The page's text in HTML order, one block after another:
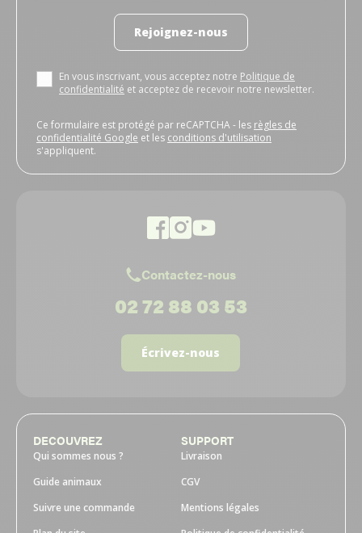
Rejoignez-nous
En vous inscrivant, vous acceptez notre Politique de
confidentialité et acceptez de recevoir notre newsletter.
Ce formulaire est protégé par reCAPTCHA - les règles de
confidentialité Google et les conditions d'utilisation
s'appliquent.
Contactez-nous
02 72 88 03 53
Écrivez-nous
DECOUVREZ
Qui sommes nous ?
Guide animaux
Suivre une commande
SUPPORT
Livraison
CGV
Mentions légales